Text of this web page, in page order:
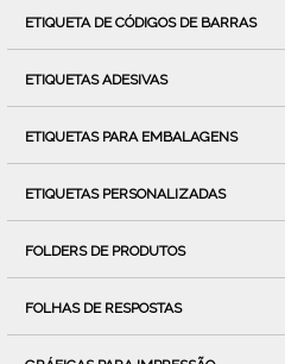
ETIQUETA DE CÓDIGOS DE BARRAS
ETIQUETAS ADESIVAS
ETIQUETAS PARA EMBALAGENS
ETIQUETAS PERSONALIZADAS
FOLDERS DE PRODUTOS
FOLHAS DE RESPOSTAS